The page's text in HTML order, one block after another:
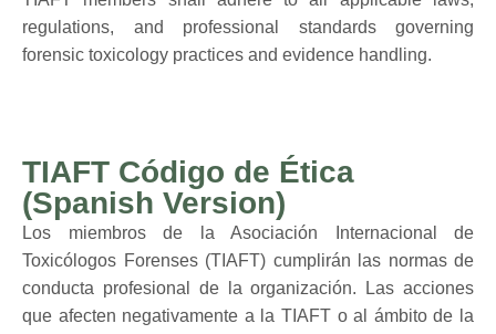
regulations, and professional standards governing
forensic toxicology practices and evidence handling.
TIAFT Código de Ética
(Spanish Version)
Los miembros de la Asociación Internacional de
Toxicólogos Forenses (TIAFT) cumplirán las normas de
conducta profesional de la organización. Las acciones
que afecten negativamente a la TIAFT o al ámbito de la